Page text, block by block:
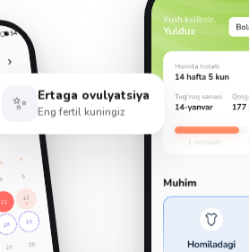
✨ Ertaga ovulyatsiya
Eng fertil kuningiz